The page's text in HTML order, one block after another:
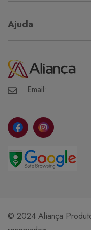
Termos de Uso
Ajuda
Minha Conta
Meus Pedidos
Meus Favoritos
Email:
© 2024 Aliança